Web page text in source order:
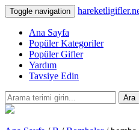
Toggle navigation
Ana Sayfa
Popüler Kategoriler
Popüler Gifler
Yardım
Tavsiye Edin
Ara